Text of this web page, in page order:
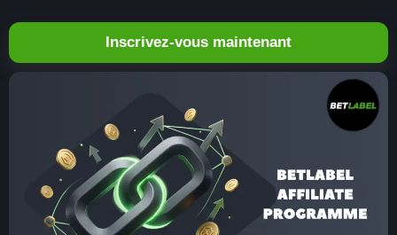
Inscrivez-vous maintenant